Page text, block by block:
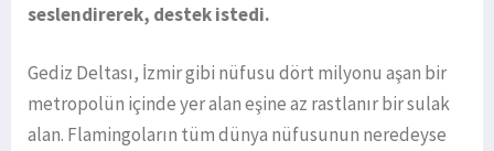
seslendirerek, destek istedi.
Gediz Deltası, İzmir gibi nüfusu dört milyonu aşan bir
metropolün içinde yer alan eşine az rastlanır bir sulak
alan. Flamingoların tüm dünya nüfusunun neredeyse